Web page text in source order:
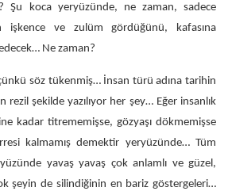
Şu koca yeryüzünde, ne zaman, sadece
işkence ve zulüm gördüğünü, kafasına
Ne zaman?
söz tükenmiş… İnsan türü adına tarihin
rezil şekilde yazılıyor her şey… Eğer insanlık
kadar titrememişse, gözyaşı dökmemişse
kalmamış demektir yeryüzünde… Tüm
yavaş yavaş çok anlamlı ve güzel,
şeyin de silindiğinin en bariz göstergeleri…